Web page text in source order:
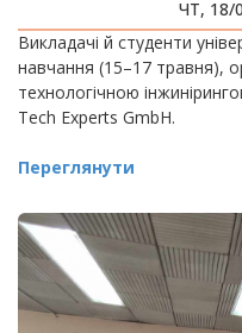
ЧТ, 18/
Викладачі й студенти
навчання (15–17 травня),
технологічною
Tech Experts GmbH.
Переглянути